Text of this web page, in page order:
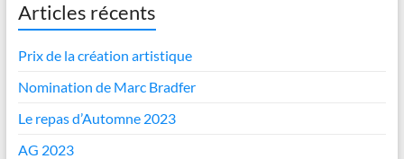
Articles récents
Prix de la création artistique
Nomination de Marc Bradfer
Le repas d’Automne 2023
AG 2023